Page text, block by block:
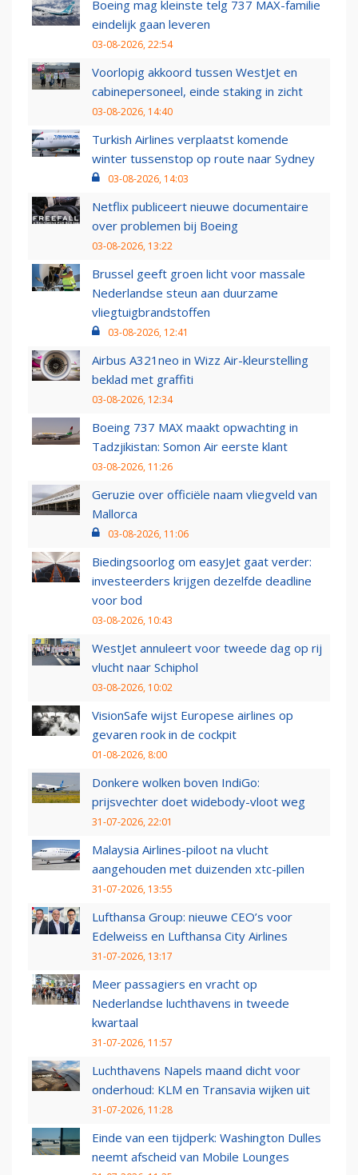
Boeing mag kleinste telg 737 MAX-familie
eindelijk gaan leveren
03-08-2026, 22:54
Voorlopig akkoord tussen WestJet en
cabinepersoneel, einde staking in zicht
03-08-2026, 14:40
Turkish Airlines verplaatst komende
winter tussenstop op route naar Sydney
03-08-2026, 14:03
Netflix publiceert nieuwe documentaire
over problemen bij Boeing
03-08-2026, 13:22
Brussel geeft groen licht voor massale
Nederlandse steun aan duurzame
vliegtuigbrandstoffen
03-08-2026, 12:41
Airbus A321neo in Wizz Air-kleurstelling
beklad met graffiti
03-08-2026, 12:34
Boeing 737 MAX maakt opwachting in
Tadzjikistan: Somon Air eerste klant
03-08-2026, 11:26
Geruzie over officiële naam vliegveld van
Mallorca
03-08-2026, 11:06
Biedingsoorlog om easyJet gaat verder:
investeerders krijgen dezelfde deadline
voor bod
03-08-2026, 10:43
WestJet annuleert voor tweede dag op rij
vlucht naar Schiphol
03-08-2026, 10:02
VisionSafe wijst Europese airlines op
gevaren rook in de cockpit
01-08-2026, 8:00
Donkere wolken boven IndiGo:
prijsvechter doet widebody-vloot weg
31-07-2026, 22:01
Malaysia Airlines-piloot na vlucht
aangehouden met duizenden xtc-pillen
31-07-2026, 13:55
Lufthansa Group: nieuwe CEO’s voor
Edelweiss en Lufthansa City Airlines
31-07-2026, 13:17
Meer passagiers en vracht op
Nederlandse luchthavens in tweede
kwartaal
31-07-2026, 11:57
Luchthavens Napels maand dicht voor
onderhoud: KLM en Transavia wijken uit
31-07-2026, 11:28
Einde van een tijdperk: Washington Dulles
neemt afscheid van Mobile Lounges